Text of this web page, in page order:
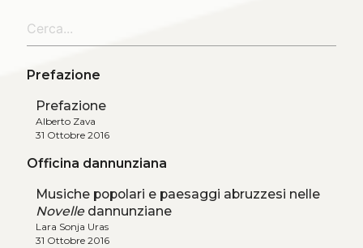
Prefazione
Prefazione
Alberto Zava
31 Ottobre 2016
Officina dannunziana
Musiche popolari e paesaggi abruzzesi nelle
Novelledannunziane
Lara Sonja Uras
31 Ottobre 2016